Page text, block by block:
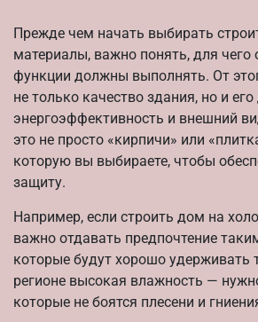
Прежде чем начать выбирать
материалы, важно понять, для
функции должны выполнять. От
не только качество здания, но и
энергоэффективность и внешний
это не просто «кирпичи» или
которую вы выбираете, чтобы
защиту.
Например, если строить дом на
важно отдавать предпочтение
которые будут хорошо удерживать
регионе высокая влажность —
которые не боятся плесени и